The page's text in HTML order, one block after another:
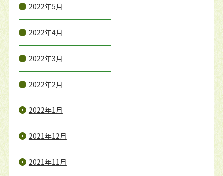
2022年5月
2022年4月
2022年3月
2022年2月
2022年1月
2021年12月
2021年11月